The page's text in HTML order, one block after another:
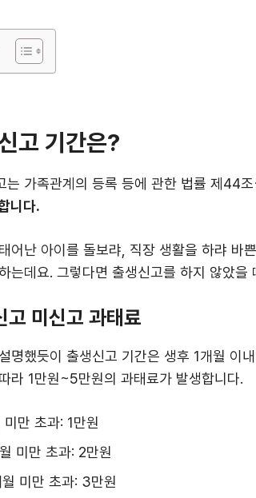
고 기간은?
는 가족관계의 등록 등에 관한 법률 제44
니다.
어난 아이를 돌보랴, 직장 생활을 하랴 바
는데요. 그렇다면 출생신고를 하지 않았을
고 미신고 과태료
명했듯이 출생신고 기간은 생후 1개월 이
라 1만원~5만원의 과태료가 발생합니다.
미만 초과: 1만원
미만 초과: 2만원
미만 초과: 3만원